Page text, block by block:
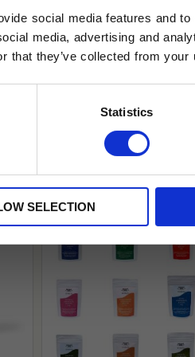
social media features and
media, advertising and
that they’ve collected from
Statistics
SELECTION